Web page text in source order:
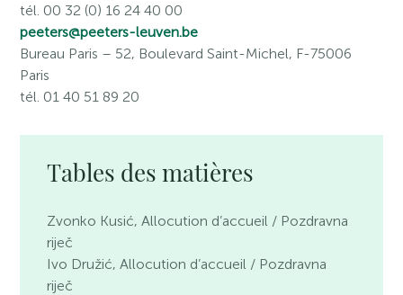
tél. 00 32 (0) 16 24 40 00
peeters@peeters-leuven.be
Bureau Paris – 52, Boulevard Saint-Michel, F-75006
Paris
tél. 01 40 51 89 20
Tables des matières
Zvonko Kusić, Allocution d’accueil / Pozdravna
riječ
Ivo Družić, Allocution d’accueil / Pozdravna
riječ